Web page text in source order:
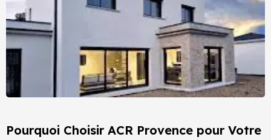
Pourquoi Choisir ACR Provence pour Votre